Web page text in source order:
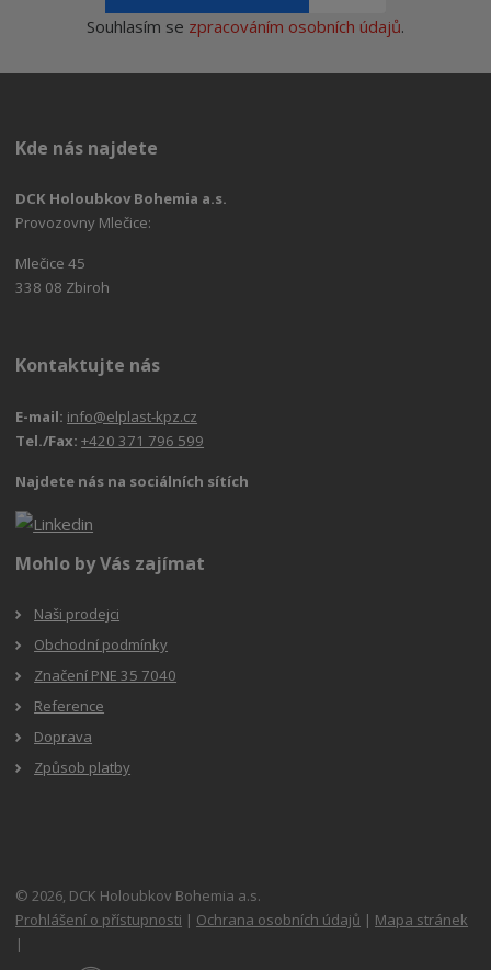
Souhlasím se zpracováním osobních údajů.
Kde nás najdete
DCK Holoubkov Bohemia a.s.
Provozovny Mlečice:
Mlečice 45
338 08 Zbiroh
Kontaktujte nás
E-mail: info@elplast-kpz.cz
Tel./Fax:+420 371 796 599
Najdete nás na sociálních sítích
Mohlo by Vás zajímat
Naši prodejci
Obchodní podmínky
Značení PNE 35 7040
Reference
Doprava
Způsob platby
© 2026, DCK Holoubkov Bohemia a.s.
Prohlášení o přístupnosti | Ochrana osobních údajů | Mapa stránek
|